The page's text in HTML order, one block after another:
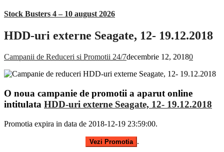
Stock Busters 4 – 10 august 2026
HDD-uri externe Seagate, 12- 19.12.2018
Campanii de Reduceri si Promotii 24/7decembrie 12, 20180
O noua campanie de promotii a aparut online
intitulata HDD-uri externe Seagate, 12- 19.12.2018
Promotia expira in data de 2018-12-19 23:59:00.
Vezi Promotia .